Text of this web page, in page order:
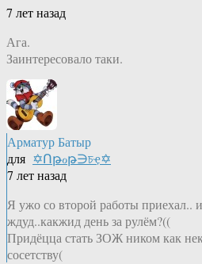
7 лет назад
Ага.
Заинтересовало таки.
Арматур Батыр
для ✡Ոթℴթ∋চҿ✡
7 лет назад
Я ужо со второй работы приехал..
ждуд..какжид день за рулём?((
Придёцца стать ЗОЖ ником как
сосетству(